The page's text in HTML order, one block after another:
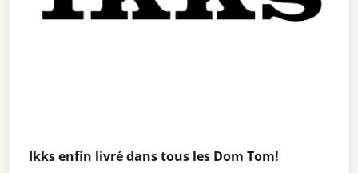
Ikks enfin livré dans tous les Dom Tom!